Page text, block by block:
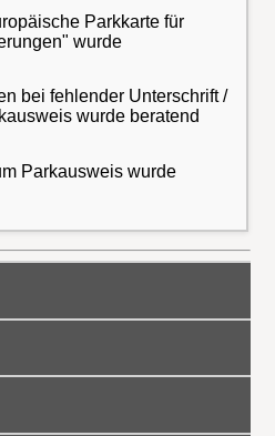
Parkkarte für
wurde
bei fehlender Unterschrift /
wurde beratend
Parkausweis wurde